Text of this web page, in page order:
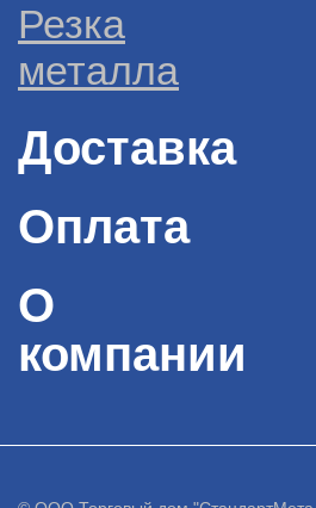
Резка
металла
Доставка
Оплата
О
компании